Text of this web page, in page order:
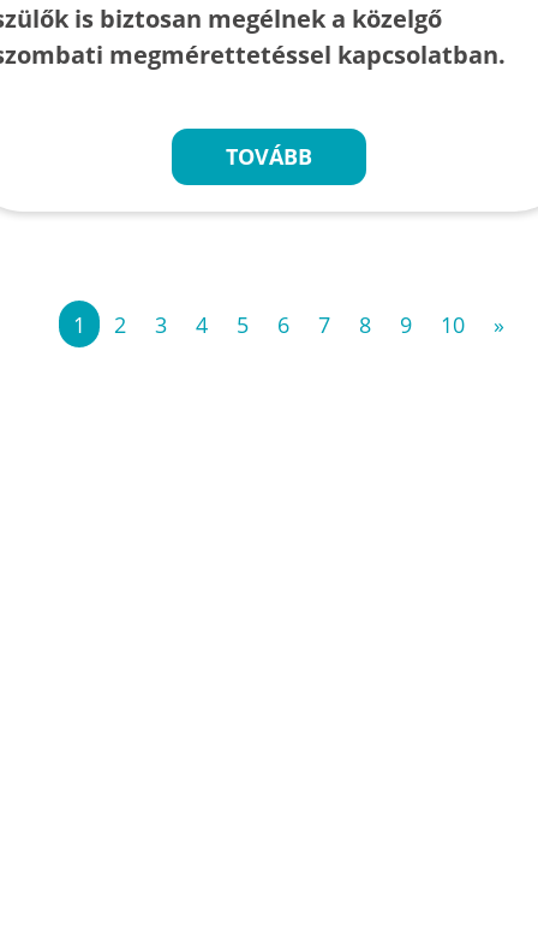
is biztosan megélnek a közelgő
megmérettetéssel kapcsolatban.
TOVÁBB
1 2 3 4 5 6 7 8 9 10 »